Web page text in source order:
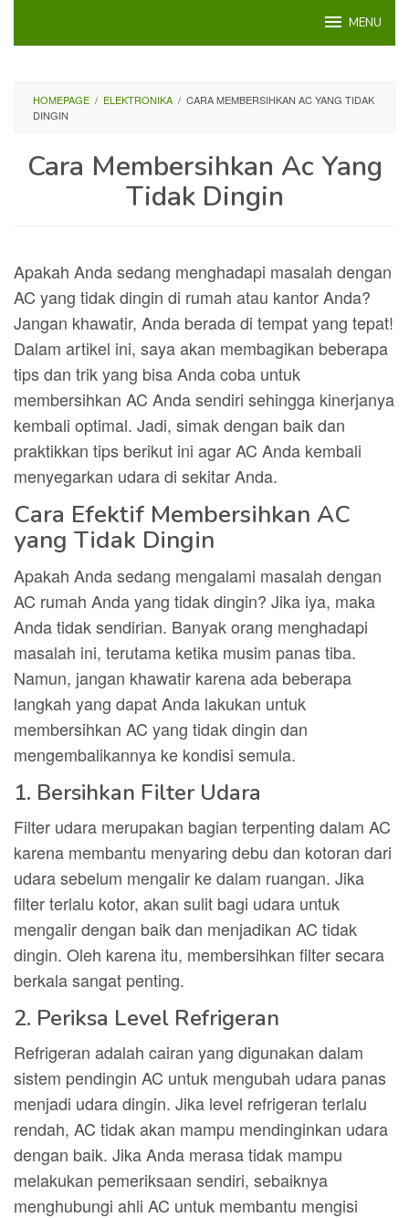
MENU
HOMEPAGE / ELEKTRONIKA / CARA MEMBERSIHKAN AC YANG TIDAK
DINGIN
Cara Membersihkan Ac Yang
Tidak Dingin
Apakah Anda sedang menghadapi masalah dengan
AC yang tidak dingin di rumah atau kantor Anda?
Jangan khawatir, Anda berada di tempat yang tepat!
Dalam artikel ini, saya akan membagikan beberapa
tips dan trik yang bisa Anda coba untuk
membersihkan AC Anda sendiri sehingga kinerjanya
kembali optimal. Jadi, simak dengan baik dan
praktikkan tips berikut ini agar AC Anda kembali
menyegarkan udara di sekitar Anda.
Cara Efektif Membersihkan AC
yang Tidak Dingin
Apakah Anda sedang mengalami masalah dengan
AC rumah Anda yang tidak dingin? Jika iya, maka
Anda tidak sendirian. Banyak orang menghadapi
masalah ini, terutama ketika musim panas tiba.
Namun, jangan khawatir karena ada beberapa
langkah yang dapat Anda lakukan untuk
membersihkan AC yang tidak dingin dan
mengembalikannya ke kondisi semula.
1. Bersihkan Filter Udara
Filter udara merupakan bagian terpenting dalam AC
karena membantu menyaring debu dan kotoran dari
udara sebelum mengalir ke dalam ruangan. Jika
filter terlalu kotor, akan sulit bagi udara untuk
mengalir dengan baik dan menjadikan AC tidak
dingin. Oleh karena itu, membersihkan filter secara
berkala sangat penting.
2. Periksa Level Refrigeran
Refrigeran adalah cairan yang digunakan dalam
sistem pendingin AC untuk mengubah udara panas
menjadi udara dingin. Jika level refrigeran terlalu
rendah, AC tidak akan mampu mendinginkan udara
dengan baik. Jika Anda merasa tidak mampu
melakukan pemeriksaan sendiri, sebaiknya
menghubungi ahli AC untuk membantu mengisi